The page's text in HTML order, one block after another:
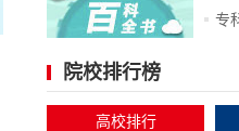
专
院校排行榜
高校排行